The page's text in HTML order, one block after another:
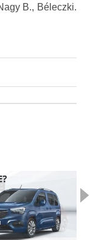
B., Béleczki.